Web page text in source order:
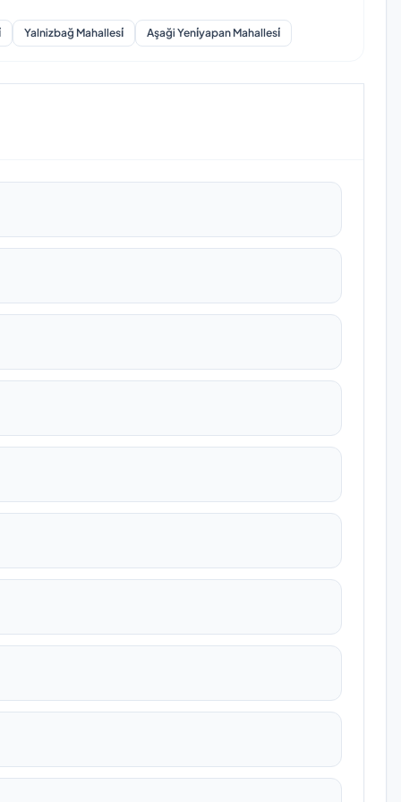
Yalnizbağ Mahallesi̇ Aşaği Yeni̇yapan Mahallesi̇